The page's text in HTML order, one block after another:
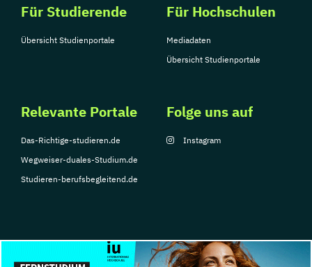
Für Studierende
Übersicht Studienportale
Für Hochschulen
Mediadaten
Übersicht Studienportale
Relevante Portale
Das-Richtige-studieren.de
Wegweiser-duales-Studium.de
Studieren-berufsbegleitend.de
Folge uns auf
Instagram